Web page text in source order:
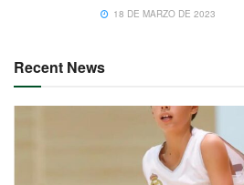
18 DE MARZO DE 2023
Recent News